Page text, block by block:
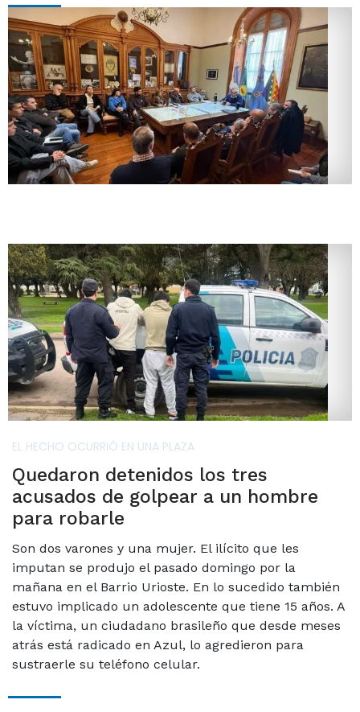
EL HECHO OCURRIÓ EN UNA PLAZA
Quedaron detenidos los tres
acusados de golpear a un hombre
para robarle
Son dos varones y una mujer. El ilícito que les
imputan se produjo el pasado domingo por la
mañana en el Barrio Urioste. En lo sucedido también
estuvo implicado un adolescente que tiene 15 años. A
la víctima, un ciudadano brasileño que desde meses
atrás está radicado en Azul, lo agredieron para
sustraerle su teléfono celular.